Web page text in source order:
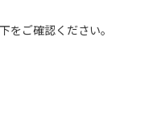
をご確認ください。